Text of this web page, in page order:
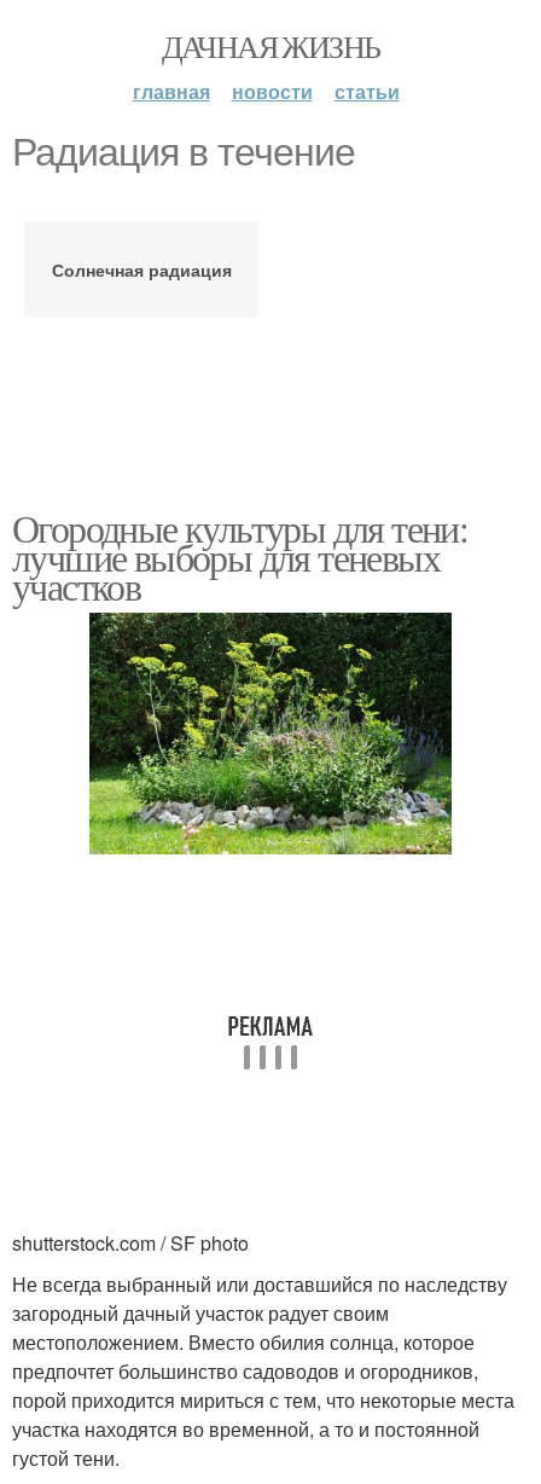
ДАЧНАЯ ЖИЗНЬ
главная новости статьи
Радиация в течение
Солнечная радиация
Огородные культуры для тени:
лучшие выборы для теневых
участков
shutterstock.com / SF photo
Не всегда выбранный или доставшийся по наследству
загородный дачный участок радует своим
местоположением. Вместо обилия солнца, которое
предпочтет большинство садоводов и огородников,
порой приходится мириться с тем, что некоторые места
участка находятся во временной, а то и постоянной
густой тени.